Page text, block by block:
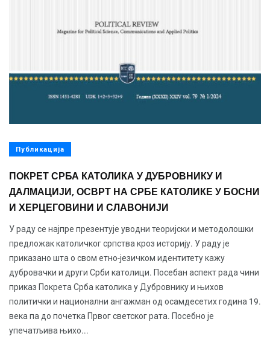
Публикација
ПОКРЕТ СРБА КАТОЛИКА У ДУБРОВНИКУ И
ДАЛМАЦИЈИ, ОСВРТ НА СРБЕ КАТОЛИКЕ У БОСНИ
И ХЕРЦЕГОВИНИ И СЛАВОНИЈИ
У раду се најпре презентује уводни теоријски и методолошки
предложак католичког српства кроз историју. У раду је
приказано шта о свом етно-језичком идентитету кажу
дубровачки и други Срби католици. Посебан аспект рада чини
приказ Покрета Срба католика у Дубровнику и њихов
политички и национални ангажман од осамдесетих година 19.
века па до почетка Првог светског рата. Посебно је
упечатљива њихо...